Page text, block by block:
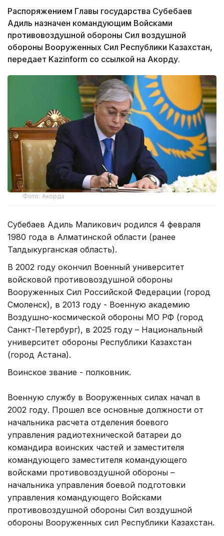
Распоряжением Главы государства Субебаев
Адиль назначен командующим Войсками
противовоздушной обороны Сил воздушной
обороны Вооруженных Сил Республики Казахстан,
передает Kazinform со ссылкой на Акорду.
Фото: Акорда
Субебаев Адиль Маликович родился 4 февраля
1980 года в Алматинской области (ранее
Талдыкурганская область).
В 2002 году окончил Военный университет
войсковой противовоздушной обороны
Вооруженных Сил Российской Федерации (город
Смоленск), в 2013 году - Военную академию
Воздушно-космической обороны МО РФ (город
Санкт-Петербург), в 2025 году – Национальный
университет обороны Республики Казахстан
(город Астана).
Воинское звание - полковник.
Военную службу в Вооруженных силах начал в
2002 году. Прошел все основные должности от
начальника расчета отделения боевого
управления радиотехнической батареи до
командира воинских частей и заместителя
командующего заместителя командующего
войсками противовоздушной обороны –
начальника управления боевой подготовки
управления командующего Войсками
противовоздушной обороны Сил воздушной
обороны Вооруженных сил Республики Казахстан.